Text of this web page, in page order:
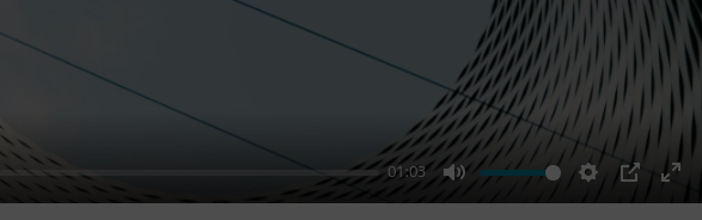
01:03
Mute Settings
PIP